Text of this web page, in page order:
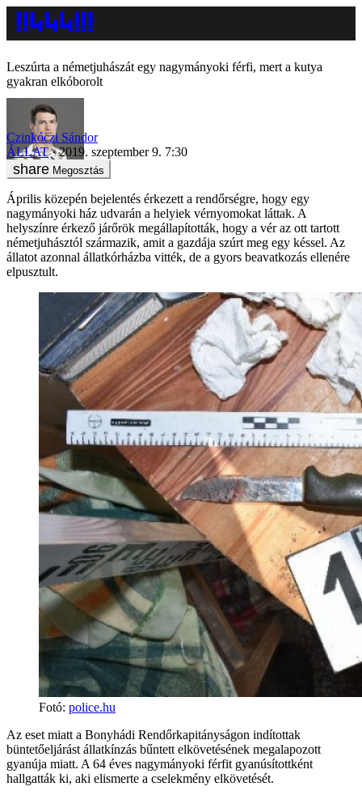
Leszúrta a németjuhászát egy nagymányoki férfi, mert a kutya
gyakran elkóborolt
Czinkóczi Sándor
ÁLLAT
2019. szeptember 9. 7:30
Megosztás
Április közepén bejelentés érkezett a rendőrségre, hogy egy
nagymányoki ház udvarán a helyiek vérnyomokat láttak. A
helyszínre érkező járőrök megállapították, hogy a vér az ott tartott
németjuhásztól származik, amit a gazdája szúrt meg egy késsel. Az
állatot azonnal állatkórházba vitték, de a gyors beavatkozás ellenére
elpusztult.
Fotó: police.hu
Az eset miatt a Bonyhádi Rendőrkapitányságon indítottak
büntetőeljárást állatkínzás bűntett elkövetésének megalapozott
gyanúja miatt. A 64 éves nagymányoki férfit gyanúsítottként
hallgatták ki, aki elismerte a cselekmény elkövetését.